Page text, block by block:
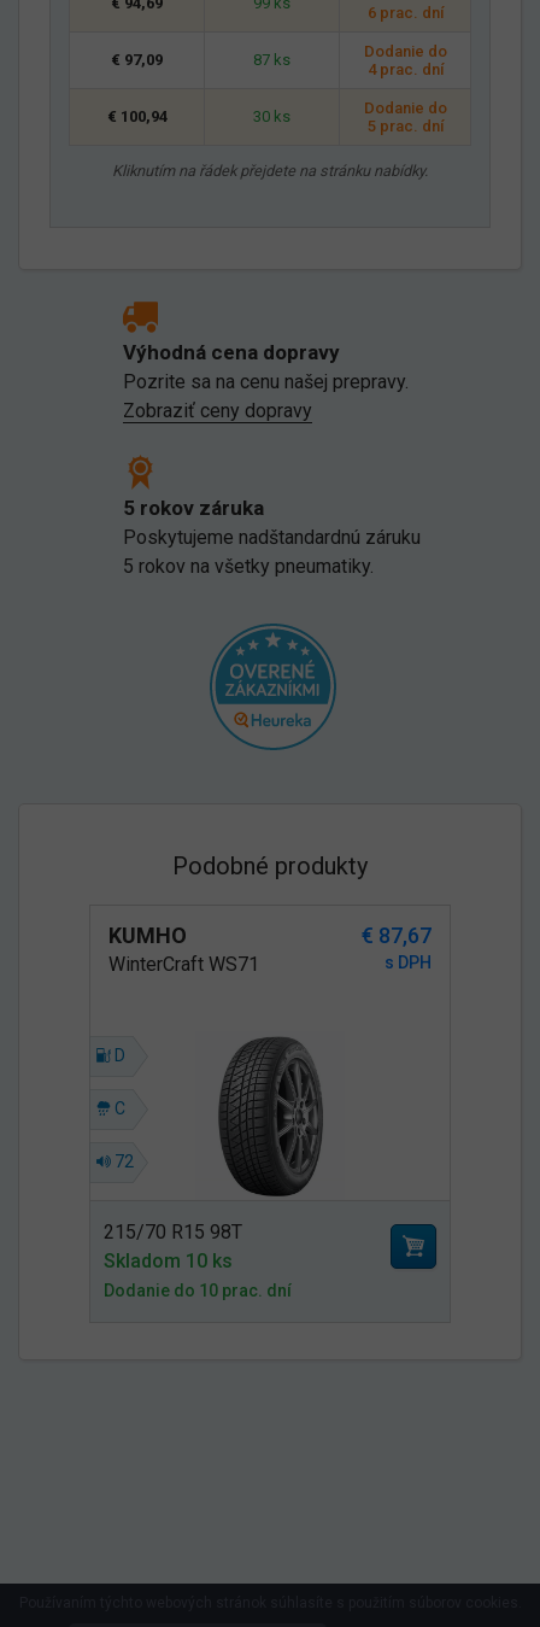
6 prac. dní
€ 97,09 87 ks
Dodanie do
4 prac. dní
€ 100,94 30 ks
Dodanie do
5 prac. dní
Kliknutím na řádek přejdete na stránku nabídky.
Výhodná cena dopravy
Pozrite sa na cenu našej prepravy.
Zobraziť ceny dopravy
5 rokov záruka
Poskytujeme nadštandardnú záruku
5 rokov na všetky pneumatiky.
Podobné produkty
KUMHO € 87,67
WinterCraft WS71 s DPH
D
C
72
215/70 R15 98T
Skladom 10 ks
Dodanie do 10 prac. dní